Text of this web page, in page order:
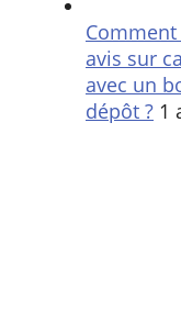
avis sur
avec un
dépôt ? 1